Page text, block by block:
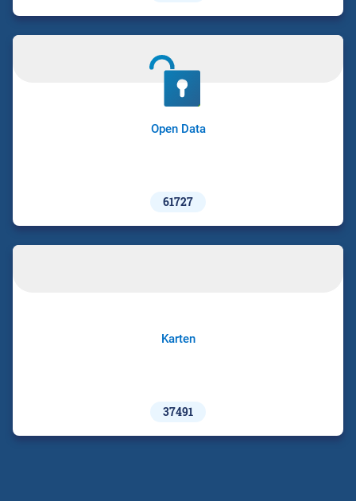
Open Data
61727
Karten
37491